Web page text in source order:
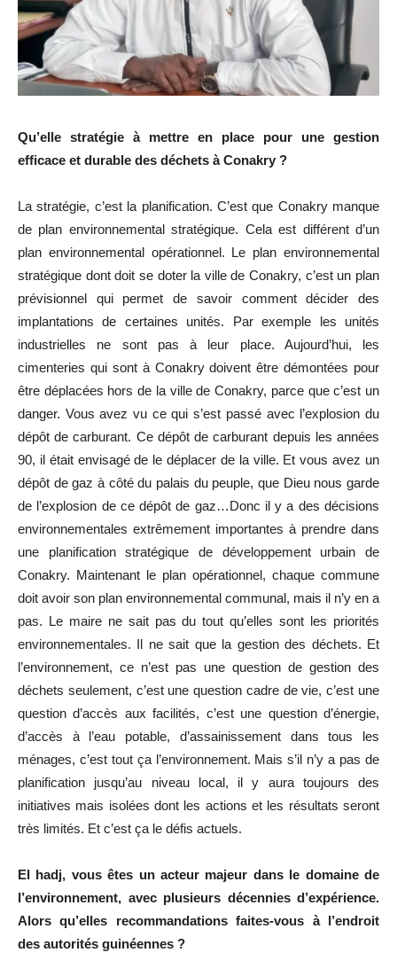
Qu’elle stratégie à mettre en place pour une gestion
efficace et durable des déchets à Conakry ?
La stratégie, c’est la planification. C’est que Conakry manque
de plan environnemental stratégique. Cela est différent d’un
plan environnemental opérationnel. Le plan environnemental
stratégique dont doit se doter la ville de Conakry, c’est un plan
prévisionnel qui permet de savoir comment décider des
implantations de certaines unités. Par exemple les unités
industrielles ne sont pas à leur place. Aujourd’hui, les
cimenteries qui sont à Conakry doivent être démontées pour
être déplacées hors de la ville de Conakry, parce que c’est un
danger. Vous avez vu ce qui s’est passé avec l’explosion du
dépôt de carburant. Ce dépôt de carburant depuis les années
90, il était envisagé de le déplacer de la ville. Et vous avez un
dépôt de gaz à côté du palais du peuple, que Dieu nous garde
de l’explosion de ce dépôt de gaz…Donc il y a des décisions
environnementales extrêmement importantes à prendre dans
une planification stratégique de développement urbain de
Conakry. Maintenant le plan opérationnel, chaque commune
doit avoir son plan environnemental communal, mais il n’y en a
pas. Le maire ne sait pas du tout qu’elles sont les priorités
environnementales. Il ne sait que la gestion des déchets. Et
l’environnement, ce n’est pas une question de gestion des
déchets seulement, c’est une question cadre de vie, c’est une
question d’accès aux facilités, c’est une question d’énergie,
d’accès à l’eau potable, d’assainissement dans tous les
ménages, c’est tout ça l’environnement. Mais s’il n’y a pas de
planification jusqu’au niveau local, il y aura toujours des
initiatives mais isolées dont les actions et les résultats seront
très limités. Et c’est ça le défis actuels.
El hadj, vous êtes un acteur majeur dans le domaine de
l’environnement, avec plusieurs décennies d’expérience.
Alors qu’elles recommandations faites-vous à l’endroit
des autorités guinéennes ?